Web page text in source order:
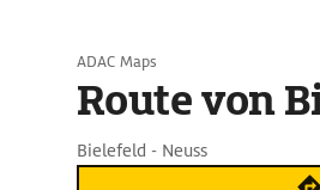
ADAC Maps
Route von
Bielefeld - Neuss